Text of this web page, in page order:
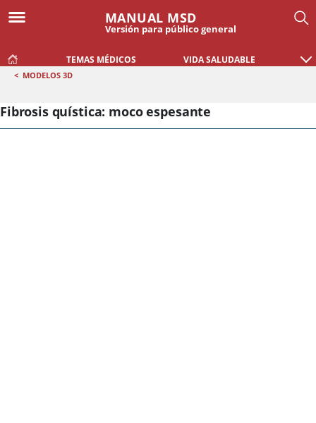
MANUAL MSD
Versión para público general
TEMAS MÉDICOS VIDA SALUDABLE
< MODELOS 3D
Fibrosis quística: moco espesante